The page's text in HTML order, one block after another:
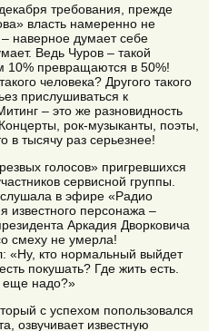
требования, прежде
власть намеренно не
наверное думает себе
Ведь Чуров – такой
превращаются в 50%!
человека? Другого такого
прислушиваться к
– это же разновидность
рок-музыканты, поэты,
тысячу раз серьезнее!
голосов» пригревшихся
сервисной группы.
в эфире «Радио
известного персонажа –
Аркадия Дворковича
смеху не умерла!
«Ну, кто нормальный выйдет
покушать? Где жить есть.
еще надо?»
с успехом попользовался
озвучивает известную